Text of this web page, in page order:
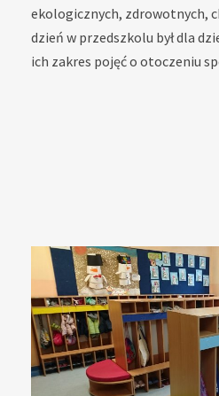
ekologicznych, zdrowotnych,
dzień w przedszkolu był dla
ich zakres pojęć o otoczeniu